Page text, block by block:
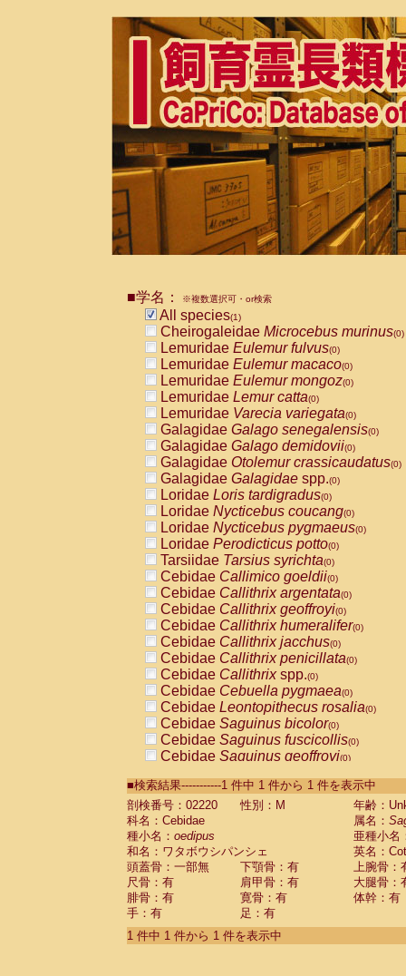
■学名： ※複数選択可・or検索
All species(1)
Cheirogaleidae Microcebus murinus(0)
Lemuridae Eulemur fulvus(0)
Lemuridae Eulemur macaco(0)
Lemuridae Eulemur mongoz(0)
Lemuridae Lemur catta(0)
Lemuridae Varecia variegata(0)
Galagidae Galago senegalensis(0)
Galagidae Galago demidovii(0)
Galagidae Otolemur crassicaudatus(0)
Galagidae Galagidae spp.(0)
Loridae Loris tardigradus(0)
Loridae Nycticebus coucang(0)
Loridae Nycticebus pygmaeus(0)
Loridae Perodicticus potto(0)
Tarsiidae Tarsius syrichta(0)
Cebidae Callimico goeldii(0)
Cebidae Callithrix argentata(0)
Cebidae Callithrix geoffroyi(0)
Cebidae Callithrix humeralifer(0)
Cebidae Callithrix jacchus(0)
Cebidae Callithrix penicillata(0)
Cebidae Callithrixspp.(0)
Cebidae Cebuella pygmaea(0)
Cebidae Leontopithecus rosalia(0)
Cebidae Saguinus bicolor(0)
Cebidae Saguinus fuscicollis(0)
Cebidae Saguinus geoffroyi(0)
CebidaeSaguinus labiatus(0)
Cebidae Saguinus leucopus (0)
Cebidae
Cebidae
CebidaeSaguinus nigricollis (0)
Cebidae Saguinus oedipus
Cebidae Saguinus weddelli
Cebidae Saguinusspp.
Cebidae Aotus trivirgatus
Cebidae Cebus albifrons
■検索結果-----------1 件中 1 件から 1 件を表示中
剖検番号：02220
性別：M
年齢：
科名：Cebidae
属名：
種小名： oedipus
亜種小名
和名：ワタボウシパンシェ
英名：
頭蓋骨：一部無
下顎骨：有
上腕骨：
尺骨：有
肩甲骨：有
大腿骨：
腓骨：有
寛骨：有
体幹：有
手：有
足：有
1 件中 1 件から 1 件を表示中